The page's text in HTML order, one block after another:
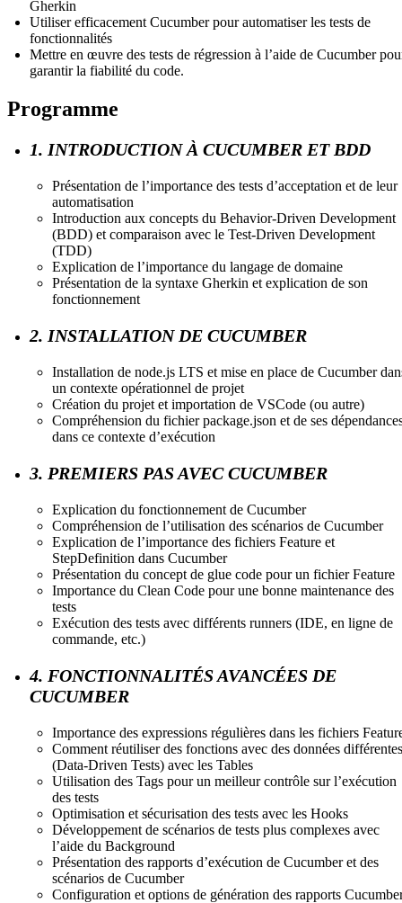
Gherkin
Utiliser efficacement Cucumber pour automatiser les tests de
fonctionnalités
Mettre en œuvre des tests de régression à l’aide de Cucumber
garantir la fiabilité du code.
Programme
1. INTRODUCTION À CUCUMBER ET BDD
Présentation de l’importance des tests d’acceptation et de leur
automatisation
Introduction aux concepts du Behavior-Driven Development
(BDD) et comparaison avec le Test-Driven Development
(TDD)
Explication de l’importance du langage de domaine
Présentation de la syntaxe Gherkin et explication de son
fonctionnement
2. INSTALLATION DE CUCUMBER
Installation de node.js LTS et mise en place de Cucumber
un contexte opérationnel de projet
Création du projet et importation de VSCode (ou autre)
Compréhension du fichier package.json et de ses
dans ce contexte d’exécution
3. PREMIERS PAS AVEC CUCUMBER
Explication du fonctionnement de Cucumber
Compréhension de l’utilisation des scénarios de Cucumber
Explication de l’importance des fichiers Feature et
StepDefinition dans Cucumber
Présentation du concept de glue code pour un fichier Feature
Importance du Clean Code pour une bonne maintenance des
tests
Exécution des tests avec différents runners (IDE, en ligne de
commande, etc.)
4. FONCTIONNALITÉS AVANCÉES DE
CUCUMBER
Importance des expressions régulières dans les fichiers
Comment réutiliser des fonctions avec des données différentes
(Data-Driven Tests) avec les Tables
Utilisation des Tags pour un meilleur contrôle sur l’exécution
des tests
Optimisation et sécurisation des tests avec les Hooks
Développement de scénarios de tests plus complexes avec
l’aide du Background
Présentation des rapports d’exécution de Cucumber et des
scénarios de Cucumber
Configuration et options de génération des rapports